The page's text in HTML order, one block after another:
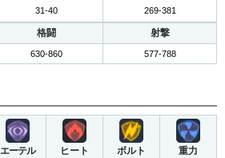
31-40 269-381
格闘 射撃
630-860 577-788
エーテル ヒート ボルト 重力